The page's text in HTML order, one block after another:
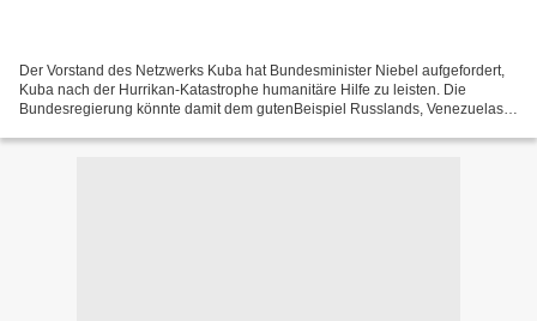
Der Vorstand des Netzwerks Kuba hat Bundesminister Niebel aufgefordert,
Kuba nach der Hurrikan-Katastrophe humanitäre Hilfe zu leisten. Die
Bundesregierung könnte damit dem gutenBeispiel Russlands, Venezuelas,